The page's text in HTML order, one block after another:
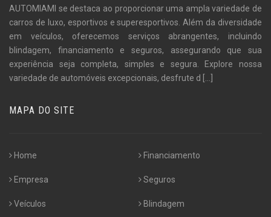
AUTOMIAMI se destaca ao proporcionar uma ampla variedade de
carros de luxo, esportivos e superesportivos. Além da diversidade
em veículos, oferecemos serviços abrangentes, incluindo
blindagem, financiamento e seguros, assegurando que sua
experiência seja completa, simples e segura. Explore nossa
variedade de automóveis excepcionais, desfrute d [...]
MAPA DO SITE
Home
Empresa
Veículos
Financiamento
Seguros
Blindagem